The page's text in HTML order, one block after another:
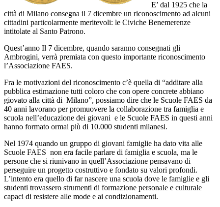
E’ dal 1925 che la
città di Milano consegna il 7 dicembre un riconoscimento ad alcuni
cittadini particolarmente meritevoli: le Civiche Benemerenze
intitolate al Santo Patrono.
Quest’anno Il 7 dicembre, quando saranno consegnati gli
Ambrogini, verrà premiata con questo importante riconoscimento
l’Associazione FAES.
Fra le motivazioni del riconoscimento c’è quella di “additare alla
pubblica estimazione tutti coloro che con opere concrete abbiano
giovato alla città di Milano”, possiamo dire che le Scuole FAES da
40 anni lavorano per promuovere la collaborazione tra famiglia e
scuola nell’educazione dei giovani e le Scuole FAES in questi anni
hanno formato ormai più di 10.000 studenti milanesi.
Nel 1974 quando un gruppo di giovani famiglie ha dato vita alle
Scuole FAES non era facile parlare di famiglia e scuola, ma le
persone che si riunivano in quell’Associazione pensavano di
perseguire un progetto costruttivo e fondato su valori profondi.
L’intento era quello di far nascere una scuola dove le famiglie e gli
studenti trovassero strumenti di formazione personale e culturale
capaci di resistere alle mode e ai condizionamenti.